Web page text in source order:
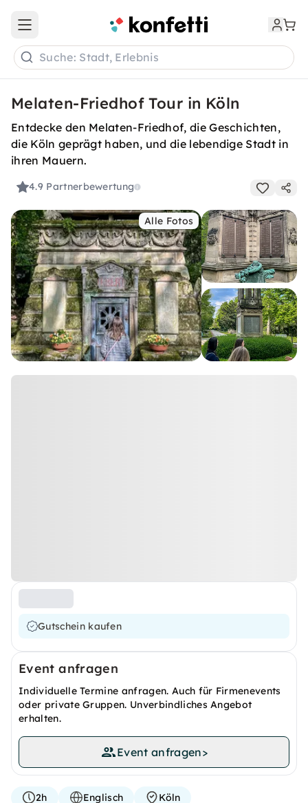
Open main menu
Suche: Stadt, Erlebnis
Melaten-Friedhof Tour in Köln
Entdecke den Melaten-Friedhof, die Geschichten,
die Köln geprägt haben, und die lebendige Stadt in
ihren Mauern.
4.9 Partnerbewertung
Alle Fotos
Gutschein kaufen
Event anfragen
Individuelle Termine anfragen. Auch für Firmenevents
oder private Gruppen. Unverbindliches Angebot
erhalten.
Event anfragen>
2h Englisch Köln